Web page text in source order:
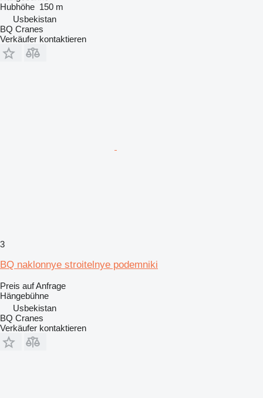
Hubhöhe 150 m
Usbekistan
BQ Cranes
Verkäufer kontaktieren
3
BQ naklonnye stroitelnye podemniki
Preis auf Anfrage
Hängebühne
Usbekistan
BQ Cranes
Verkäufer kontaktieren